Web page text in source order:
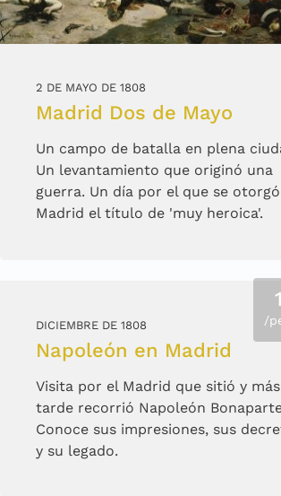
2 DE MAYO DE 1808
Madrid Dos de Mayo
Un campo de batalla en plena
Un levantamiento que originó una
guerra. Un día por el que se
Madrid el título de 'muy heroica'.
/
DICIEMBRE DE 1808
Napoleón en Madrid
Visita por el Madrid que sitió y más
tarde recorrió Napoleón
Conoce sus impresiones, sus
y su legado.